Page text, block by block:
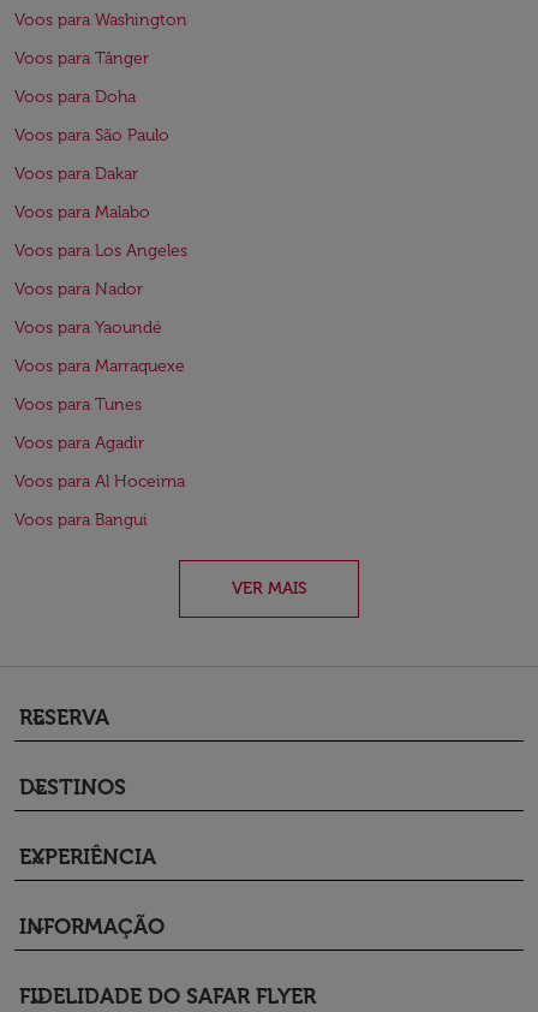
Voos para Washington
Voos para Tânger
Voos para Doha
Voos para São Paulo
Voos para Dakar
Voos para Malabo
Voos para Los Angeles
Voos para Nador
Voos para Yaoundé
Voos para Marraquexe
Voos para Tunes
Voos para Agadir
Voos para Al Hoceima
Voos para Bangui
VER MAIS
RESERVA
keyboard_arrow_down
DESTINOS
keyboard_arrow_down
EXPERIÊNCIA
keyboard_arrow_down
INFORMAÇÃO
keyboard_arrow_down
FIDELIDADE DO SAFAR FLYER
keyboard_arrow_down